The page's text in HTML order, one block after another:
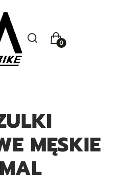
Otwórz wyszukiwarkę
Szukaj Koszyk
MĘSKIE